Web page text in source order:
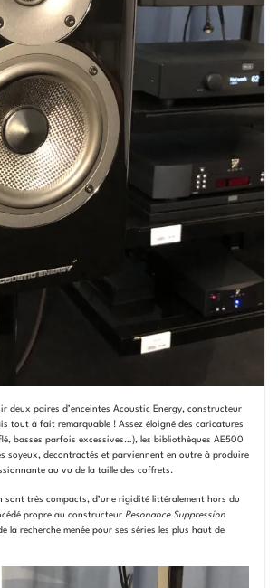
deux paires d’enceintes Acoustic Energy, constructeur
tout à fait remarquable ! Assez éloigné des caricatures
basses parfois excessives…), les bibliothèques AE500
soyeux, decontractés et parviennent en outre à produire
au vu de la taille des coffrets.
sont très compacts, d’une rigidité littéralement hors du
propre au constructeur Resonance Suppression
la recherche menée pour ses séries les plus haut de